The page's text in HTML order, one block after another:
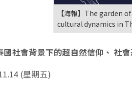
【海報】The garden
cultural dynamics in
國社會背景下的超自然信仰、 社
(星期五)